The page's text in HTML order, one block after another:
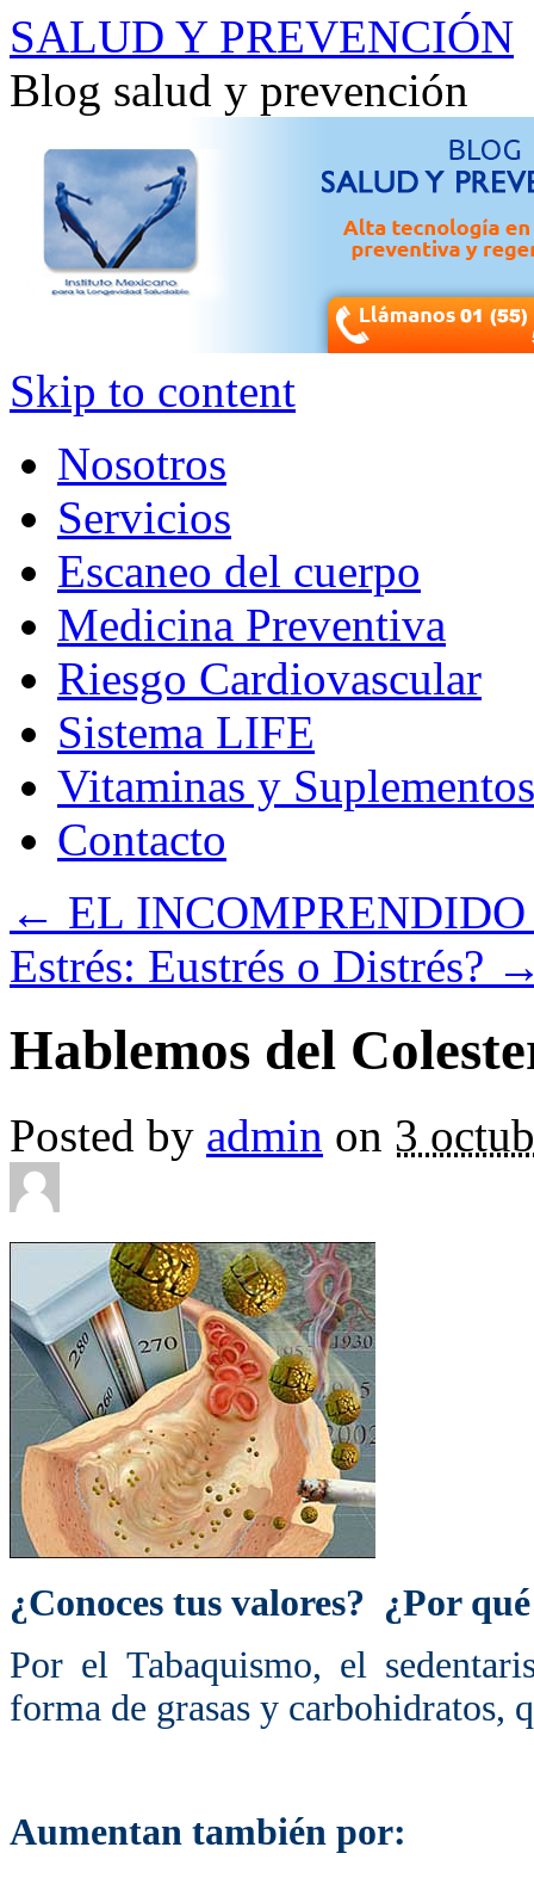
SALUD Y PREVENCIÓN
Blog salud y prevención
Skip to content
Nosotros
Servicios
Escaneo del cuerpo
Medicina Preventiva
Riesgo Cardiovascular
Sistema LIFE
Vitaminas y Suplementos
Contacto
← EL
Estrés: Eustrés o Distrés?
Hablemos del
Posted by admin on 3
¿Conoces tus valores? ¿Por
Por el Tabaquismo, el
forma de grasas y carbohidratos,
Aumentan también por: